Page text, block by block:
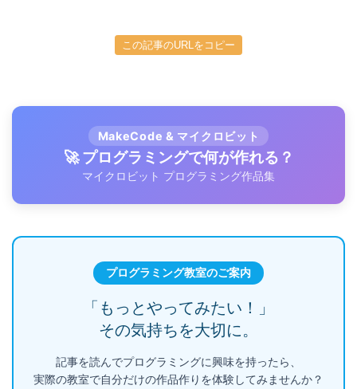
この記事のURLをコピー
MakeCode & マイクロビット
🚀 プログラミングで何が作れる？
マイクロビット プログラミング作品集
プログラミング教室のご案内
「もっとやってみたい！」
その気持ちを大切に。
記事を読んでプログラミングに興味を持ったら、
実際の教室で自分だけの作品作りを体験してみませんか？